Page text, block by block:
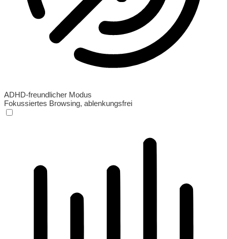
ADHD-freundlicher Modus
Fokussiertes Browsing, ablenkungsfrei